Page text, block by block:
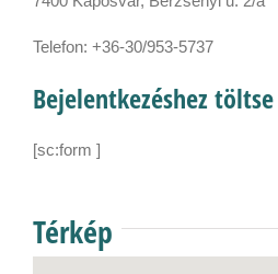
Telefon: +36-30/953-5737
Bejelentkezéshez
[sc:form ]
Térkép